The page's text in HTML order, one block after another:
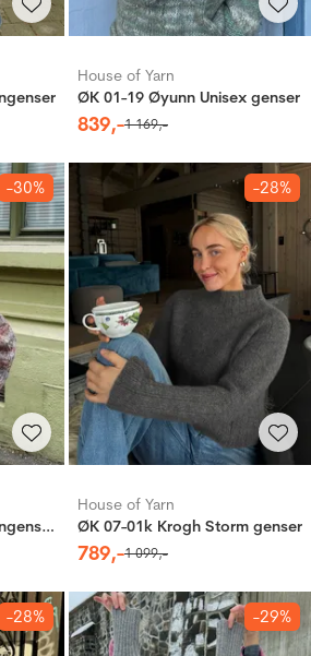
House of Yarn
ØK 01-19 Øyunn Unisex genser
839,-1 169,-
-30%
ØK 10-01a Øyunn raglangenser 2.0
-28%
House of Yarn
ØK 07-01k Krogh Storm genser
789,-1 099,-
-28% -29%